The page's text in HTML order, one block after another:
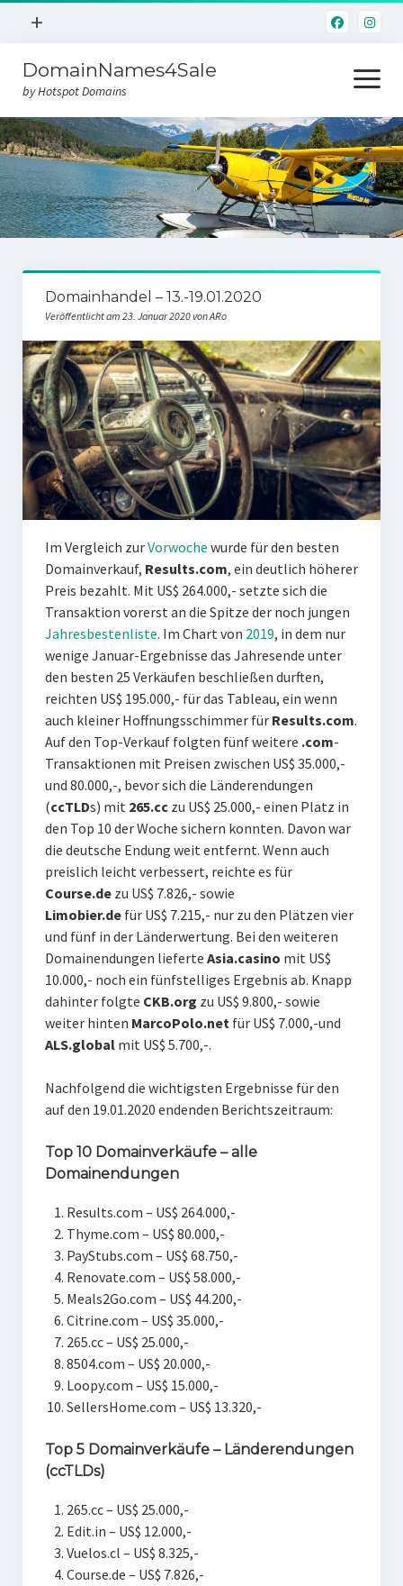
Menü
+
Hotspot.Domains
DomainNames4Sale
by Hotspot Domains
Menü
öffnen
Home
Domainverkauf
Domainhandel – 13.-19.01.2020
Veröffentlicht am 23. Januar 2020 von ARo
Im Vergleich zurVorwoche wurde für den besten
Domainverkauf, Results.com, ein deutlich höherer
Preis bezahlt. Mit US$ 264.000,- setzte sich die
Transaktion vorerst an die Spitze der noch jungen
Jahresbestenliste. Im Chart von 2019, in dem nur
wenige Januar-Ergebnisse das Jahresende unter
den besten 25 Verkäufen beschließen durften,
reichten US$ 195.000,- für das Tableau, ein wenn
auch kleiner Hoffnungsschimmer für Results.com.
Auf den Top-Verkauf folgten fünf weitere .com-
Transaktionen mit Preisen zwischen US$ 35.000,-
und 80.000,-, bevor sich die Länderendungen
(ccTLDs) mit 265.cczu US$ 25.000,- einen Platz in
den Top 10 der Woche sichern konnten. Davon war
die deutsche Endung weit entfernt. Wenn auch
preislich leicht verbessert, reichte es für
Course.dezu US$ 7.826,- sowie
Limobier.defür US$ 7.215,- nur zu den Plätzen vier
und fünf in der Länderwertung. Bei den weiteren
Domainendungen lieferte Asia.casino mit US$
10.000,- noch ein fünfstelliges Ergebnis ab. Knapp
dahinter folgte CKB.org zu US$ 9.800,- sowie
weiter hinten MarcoPolo.netfür US$ 7.000,-und
ALS.globalmit US$ 5.700,-.
Nachfolgend die wichtigsten Ergebnisse für den
auf den 19.01.2020 endenden Berichtszeitraum:
Top 10 Domainverkäufe – alle
Domainendungen
Results.com – US$ 264.000,-
Thyme.com – US$ 80.000,-
PayStubs.com – US$ 68.750,-
Renovate.com – US$ 58.000,-
Meals2Go.com – US$ 44.200,-
Citrine.com – US$ 35.000,-
265.cc – US$ 25.000,-
8504.com – US$ 20.000,-
Loopy.com – US$ 15.000,-
SellersHome.com – US$ 13.320,-
Top 5 Domainverkäufe – Länderendungen
(ccTLDs)
265.cc – US$ 25.000,-
Edit.in – US$ 12.000,-
Vuelos.cl – US$ 8.325,-
Course.de – US$ 7.826,-